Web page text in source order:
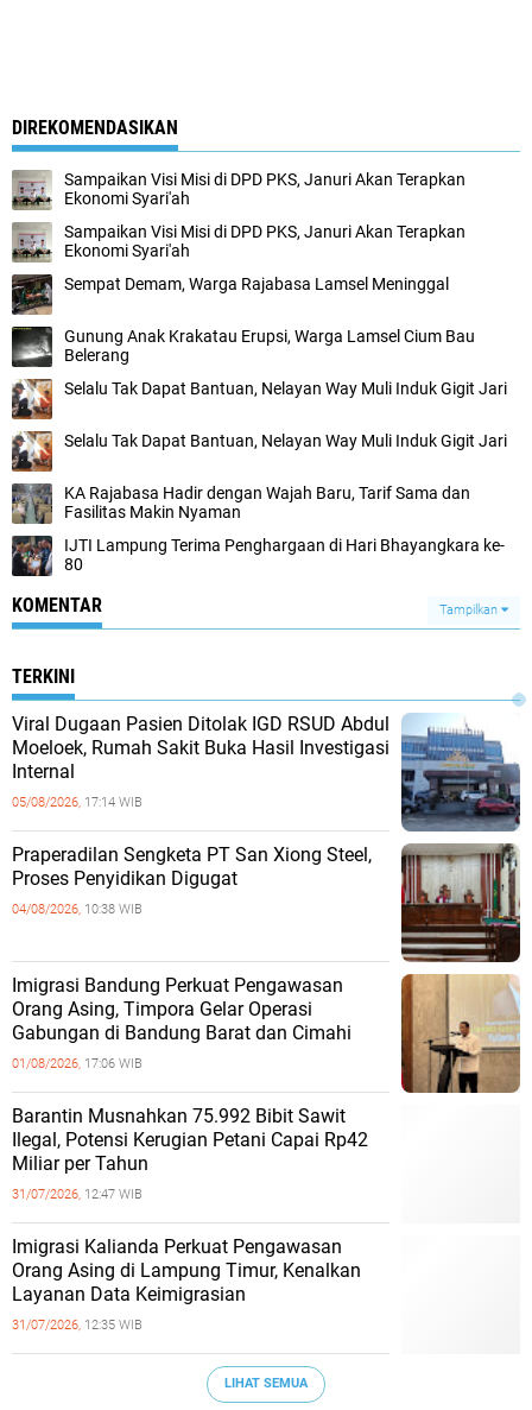
DIREKOMENDASIKAN
Sampaikan Visi Misi di DPD PKS, Januri Akan Terapkan
Ekonomi Syari'ah
Sampaikan Visi Misi di DPD PKS, Januri Akan Terapkan
Ekonomi Syari'ah
Sempat Demam, Warga Rajabasa Lamsel Meninggal
Gunung Anak Krakatau Erupsi, Warga Lamsel Cium Bau
Belerang
Selalu Tak Dapat Bantuan, Nelayan Way Muli Induk Gigit Jari
Selalu Tak Dapat Bantuan, Nelayan Way Muli Induk Gigit Jari
KA Rajabasa Hadir dengan Wajah Baru, Tarif Sama dan
Fasilitas Makin Nyaman
IJTI Lampung Terima Penghargaan di Hari Bhayangkara ke-
80
KOMENTAR Tampilkan
TERKINI
Viral Dugaan Pasien Ditolak IGD RSUD Abdul
Moeloek, Rumah Sakit Buka Hasil Investigasi
Internal
05/08/2026, 17:14 WIB
Praperadilan Sengketa PT San Xiong Steel,
Proses Penyidikan Digugat
04/08/2026, 10:38 WIB
Imigrasi Bandung Perkuat Pengawasan
Orang Asing, Timpora Gelar Operasi
Gabungan di Bandung Barat dan Cimahi
01/08/2026, 17:06 WIB
Barantin Musnahkan 75.992 Bibit Sawit
Ilegal, Potensi Kerugian Petani Capai Rp42
Miliar per Tahun
31/07/2026, 12:47 WIB
Imigrasi Kalianda Perkuat Pengawasan
Orang Asing di Lampung Timur, Kenalkan
Layanan Data Keimigrasian
31/07/2026, 12:35 WIB
LIHAT SEMUA